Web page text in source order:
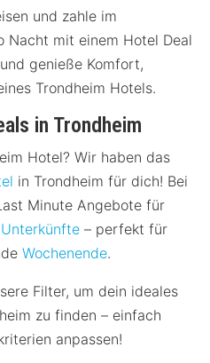
und zahle im
mit einem Hotel Deal
genieße Komfort,
Trondheim Hotels.
in Trondheim
Hotel? Wir haben das
in Trondheim für dich! Bei
Minute Angebote für
– perfekt für
Wochenende.
Filter, um dein ideales
zu finden – einfach
anpassen!